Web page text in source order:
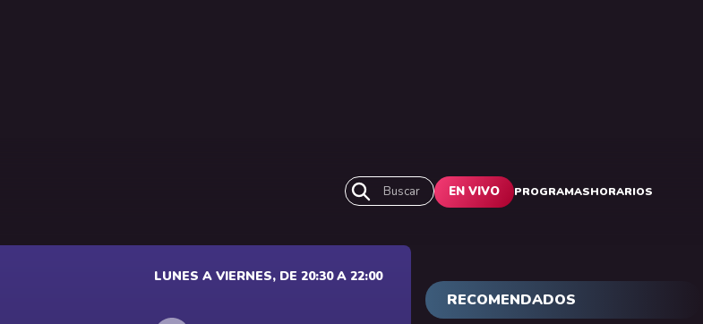
Buscar EN VIVO PROGRAMASHORARIOS
LUNES A VIERNES, DE 20:30 A 22:00
RECOMENDADOS